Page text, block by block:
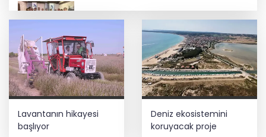
Mühendis Tek-Sen Bayındırlık’tan tarihi
Depremde hasar görmüştü... Malatya
Arkeoloji Müzesi yenilendi
kaldı
Lavantanın hikayesi
başlıyor
Deniz ekosistemini
koruyacak proje